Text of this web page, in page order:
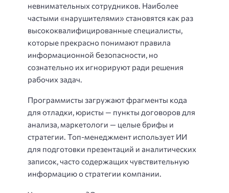
невнимательных сотрудников. Наиболее
частыми «нарушителями» становятся как раз
высококвалифицированные специалисты,
которые прекрасно понимают правила
информационной безопасности, но
сознательно их игнорируют ради решения
рабочих задач.
Программисты загружают фрагменты кода
для отладки, юристы — пункты договоров для
анализа, маркетологи — целые брифы и
стратегии. Топ-менеджмент использует ИИ
для подготовки презентаций и аналитических
записок, часто содержащих чувствительную
информацию о стратегии компании.